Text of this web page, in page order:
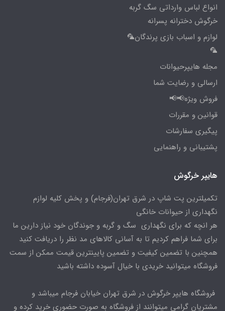
انواع لباس وارداتی سگ گربه
خرگوش دخترانه پسرانه
لوازم و اسباب بازی پرندگان🦜
🦜
مجله هایپرحیوانات
ارسالی و رضایت شما
فروش ویژه📢📢
قوانین و مقررات
پیگیری سفارشات
پشتیبانی و راهنمایی
هایپر خرگوش
تکمیلترین پت شاپ در شرق تهران(فرجام) و پخش کلیه لوازم
نگهداری از حیوانات خانگی
هر انچه که برای نگهداری سگ و گربه و جوندگان خود نیاز دارین ما
برای شما فراهم کردیم تا به آسانی کالاهای مد نظر را دریافت کنید
همچنین با تضمین کیفیت و تضمین پایینترین قیمت ممکن از سمت
فروشگاه میتوانید خریدی با خیال آسوده داشته باشید
فروشگاه هایپر خرگوش در شرق تهران خیابان فرجام میباشد و
مشتریان گرامی میتوانند از فروشگاه به صورت حضوری خرید کرده و